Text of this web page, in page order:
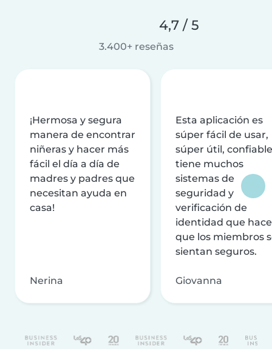
4,7 / 5
3.400+ reseñas
¡Hermosa y segura
manera de encontrar
niñeras y hacer más
fácil el día a día de
madres y padres que
necesitan ayuda en
casa!
Nerina
Esta aplicación es
súper fácil de usar,
súper útil,
tiene muchos
sistemas de
seguridad y
verificación de
identidad que
que los miembros
sientan seguros.
Giovanna